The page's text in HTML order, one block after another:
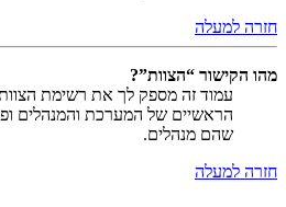
חזרה למעלה
מהו הקישור “הצוות”?
עמוד זה מספק לך את רשימת
הראשיים של המערכת והמנהלים
שהם מנהלים.
חזרה למעלה